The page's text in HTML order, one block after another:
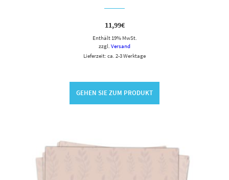
11,99€
Enthält 19% MwSt.
zzgl. Versand
Lieferzeit: ca. 2-3 Werktage
GEHEN SIE ZUM PRODUKT